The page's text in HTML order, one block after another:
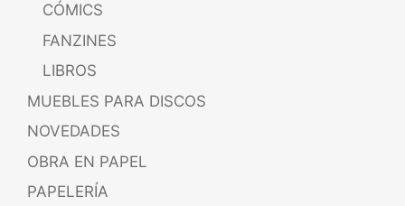
CÓMICS
FANZINES
LIBROS
MUEBLES PARA DISCOS
NOVEDADES
OBRA EN PAPEL
PAPELERÍA